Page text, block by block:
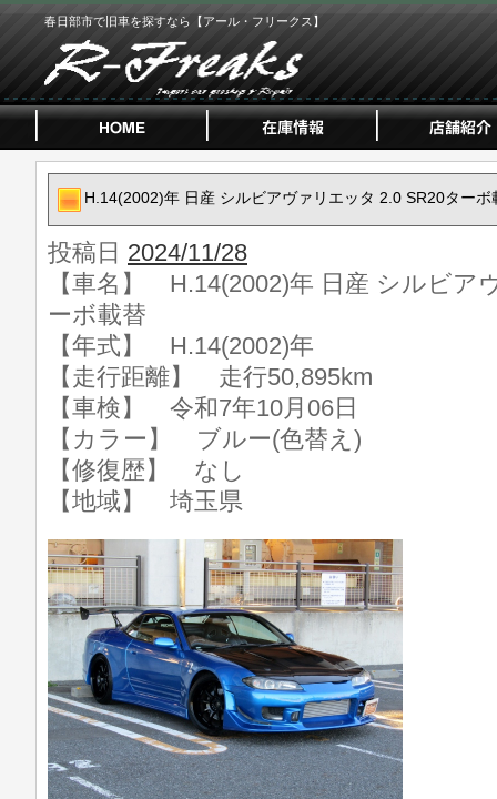
春日部市で旧車を探すなら【アール・フリークス】
H.14(2002)年 日産 シルビアヴァリエッタ 2.0 SR20ターボ
投稿日 2024/11/28
【車名】 H.14(2002)年 日産 シルビア
ーボ載替
【年式】 H.14(2002)年
【走行距離】 走行50,895km
【車検】 令和7年10月06日
【カラー】 ブルー(色替え)
【修復歴】 なし
【地域】 埼玉県